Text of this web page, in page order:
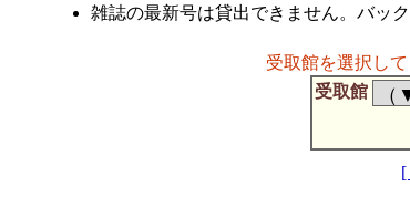
雑誌の最新号は貸出できません。バッ
受取館を選択し
受取館